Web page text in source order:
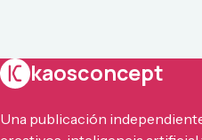
kaosconcept
Una publicación